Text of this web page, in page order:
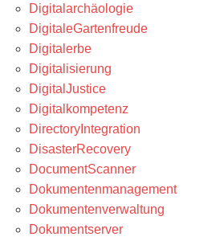
Digitalarchäologie
DigitaleGartenfreude
Digitalerbe
Digitalisierung
DigitalJustice
Digitalkompetenz
DirectoryIntegration
DisasterRecovery
DocumentScanner
Dokumentenmanagement
Dokumentenverwaltung
Dokumentserver